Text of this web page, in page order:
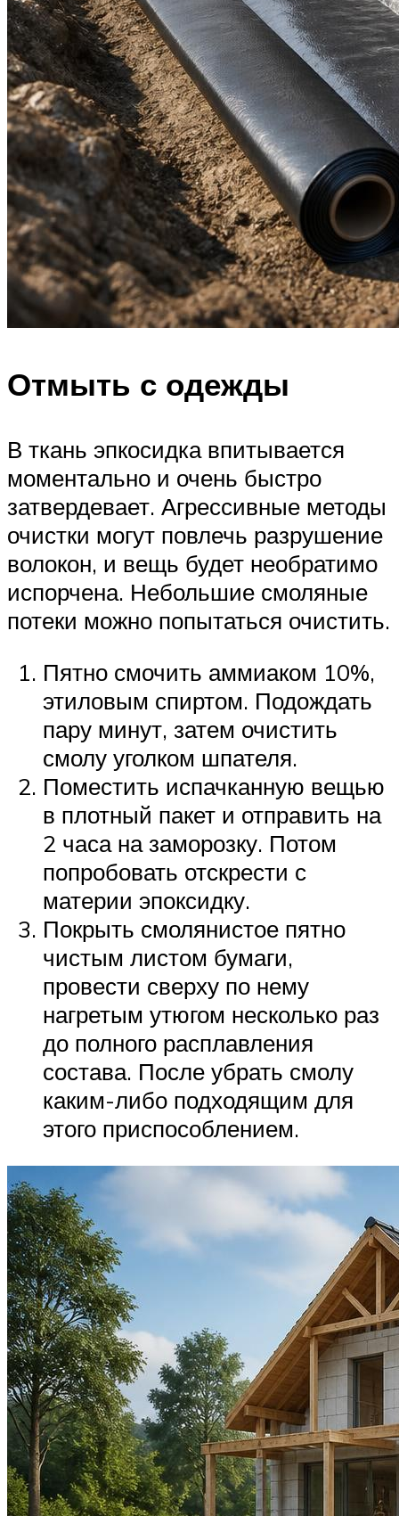
Отмыть с одежды
В ткань эпкосидка впитывается
моментально и очень быстро
затвердевает. Агрессивные методы
очистки могут повлечь разрушение
волокон, и вещь будет необратимо
испорчена. Небольшие смоляные
потеки можно попытаться очистить.
Пятно смочить аммиаком 10%,
этиловым спиртом. Подождать
пару минут, затем очистить
смолу уголком шпателя.
Поместить испачканную вещью
в плотный пакет и отправить на
2 часа на заморозку. Потом
попробовать отскрести с
материи эпоксидку.
Покрыть смолянистое пятно
чистым листом бумаги,
провести сверху по нему
нагретым утюгом несколько раз
до полного расплавления
состава. После убрать смолу
каким-либо подходящим для
этого приспособлением.